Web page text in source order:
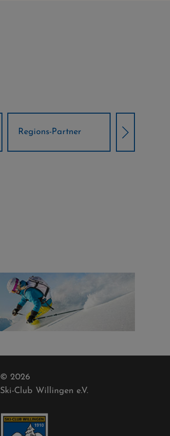
Örtliche Weltcup-
Partner
Klima
© 2026
Ski-Club Willingen e.V.